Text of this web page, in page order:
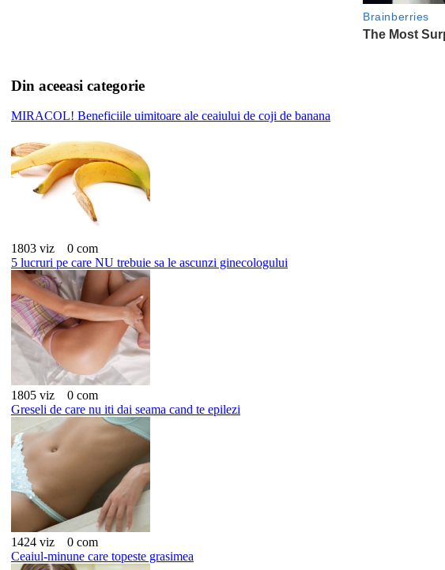
Din aceeasi categorie
MIRACOL! Beneficiile uimitoare ale ceaiului de coji de banana
1803 viz
0 com
5 lucruri pe care NU trebuie sa le ascunzi ginecologului
1805 viz
0 com
Greseli de care nu iti dai seama cand te epilezi
1424 viz
0 com
Ceaiul-minune care topeste grasimea